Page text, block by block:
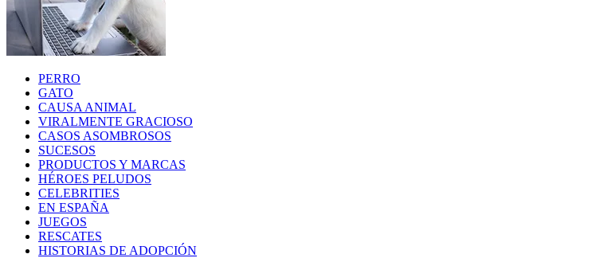
PERRO
GATO
CAUSA ANIMAL
VIRALMENTE GRACIOSO
CASOS ASOMBROSOS
SUCESOS
PRODUCTOS Y MARCAS
HÉROES PELUDOS
CELEBRITIES
EN ESPAÑA
JUEGOS
RESCATES
HISTORIAS DE ADOPCIÓN